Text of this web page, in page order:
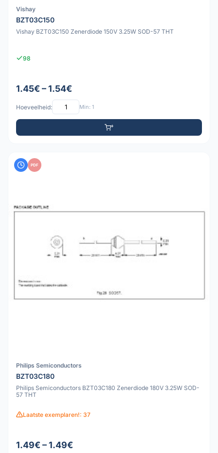
Vishay
BZT03C150
Vishay BZT03C150 Zenerdiode 150V 3.25W SOD-57 THT
98
1.45€ – 1.54€
Hoeveelheid: Min: 1
PDF
Philips Semiconductors
BZT03C180
Philips Semiconductors BZT03C180 Zenerdiode 180V 3.25W SOD-
57 THT
Laatste exemplaren!: 37
1.49€ – 1.49€